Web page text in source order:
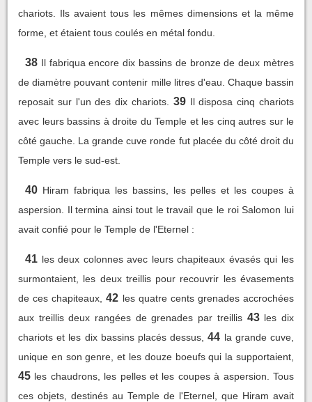
chariots. Ils avaient tous les mêmes dimensions et la même
forme, et étaient tous coulés en métal fondu.
38 Il fabriqua encore dix bassins de bronze de deux mètres
de diamètre pouvant contenir mille litres d'eau. Chaque bassin
reposait sur l'un des dix chariots.
39 Il disposa cinq chariots
avec leurs bassins à droite du Temple et les cinq autres sur le
côté gauche. La grande cuve ronde fut placée du côté droit du
Temple vers le sud-est.
40 Hiram fabriqua les bassins, les pelles et les coupes à
aspersion. Il termina ainsi tout le travail que le roi Salomon lui
avait confié pour le Temple de l'Eternel :
41 les deux colonnes avec leurs chapiteaux évasés qui les
surmontaient, les deux treillis pour recouvrir les évasements
de ces chapiteaux, 42 les quatre cents grenades accrochées
aux treillis deux rangées de grenades par treillis 43 les dix
chariots et les dix bassins placés dessus, 44 la grande cuve,
unique en son genre, et les douze boeufs qui la supportaient,
45 les chaudrons, les pelles et les coupes à aspersion. Tous
ces objets, destinés au Temple de l'Eternel, que Hiram avait